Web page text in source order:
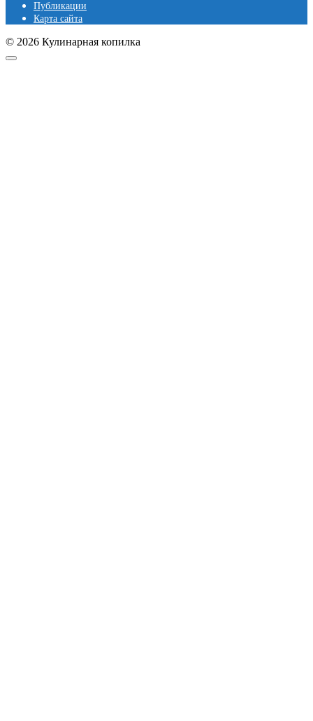
Публикации
Карта сайта
© 2026 Кулинарная копилка